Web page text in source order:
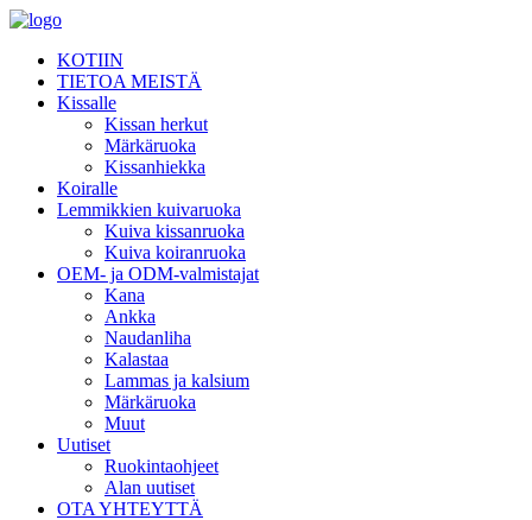
KOTIIN
TIETOA MEISTÄ
Kissalle
Kissan herkut
Märkäruoka
Kissanhiekka
Koiralle
Lemmikkien kuivaruoka
Kuiva kissanruoka
Kuiva koiranruoka
OEM- ja ODM-valmistajat
Kana
Ankka
Naudanliha
Kalastaa
Lammas ja kalsium
Märkäruoka
Muut
Uutiset
Ruokintaohjeet
Alan uutiset
OTA YHTEYTTÄ